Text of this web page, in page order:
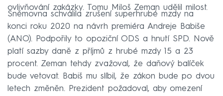
ovlivňování zakázky. Tomu Miloš Zeman udělil milost.
Sněmovna schválila zrušení superhrubé mzdy na
konci roku 2020 na návrh premiéra Andreje Babiše
(ANO). Podpořily to opoziční ODS a hnutí SPD. Nově
platí sazby daně z příjmů z hrubé mzdy 15 a 23
procent. Zeman tehdy zvažoval, že daňový balíček
bude vetovat. Babiš mu slíbil, že zákon bude po dvou
letech změněn. Prezident požadoval, aby omezení